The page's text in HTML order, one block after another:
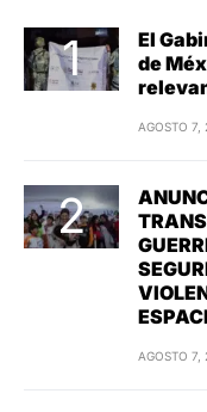
El
de
AGOSTO 7,
AGOSTO 7,